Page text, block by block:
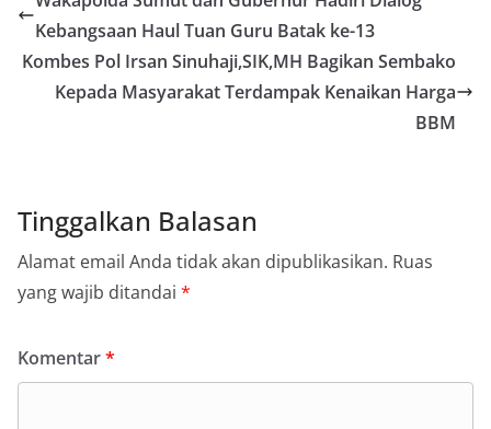
Kebangsaan Haul Tuan Guru Batak ke-13
Kombes Pol Irsan Sinuhaji,SIK,MH Bagikan Sembako
Kepada Masyarakat Terdampak Kenaikan Harga
BBM
Tinggalkan Balasan
Alamat email Anda tidak akan dipublikasikan. Ruas
yang wajib ditandai *
Komentar*